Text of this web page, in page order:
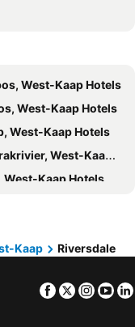
West-Kaap Hotels
West-Kaap Hotels
West-Kaap Hotels
West-Kaap Hotels
West-Kaap Hotels
West-Kaap Hotels
West-Kaap Hotels
West-Kaap Hotels
Kaap Riversdale
Facebook
Twitter